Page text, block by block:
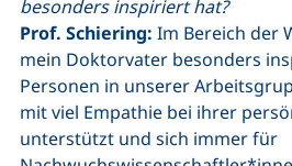
besonders inspiriert hat?
Prof. Schiering: Im Bereich der
mein Doktorvater besonders
Personen in unserer
mit viel Empathie bei ihrer
unterstützt und sich immer für